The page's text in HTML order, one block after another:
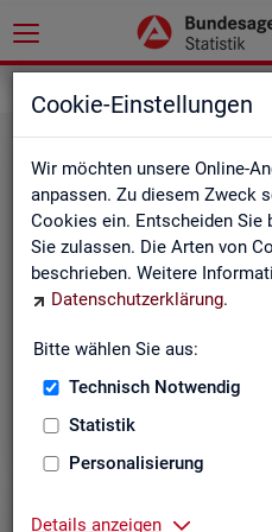
Cookie-Einstellungen
Wir möchten unsere Online-
anpassen. Zu diesem Zweck
Cookies ein. Entscheiden
Sie zulassen. Die Arten von
beschrieben. Weitere
Datenschutzerklärung.
Bitte wählen Sie aus:
Technisch Notwendig
Statistik
Personalisierung
Details anzeigen
Hintergrundinformationen
zu den Fachstatistiken und